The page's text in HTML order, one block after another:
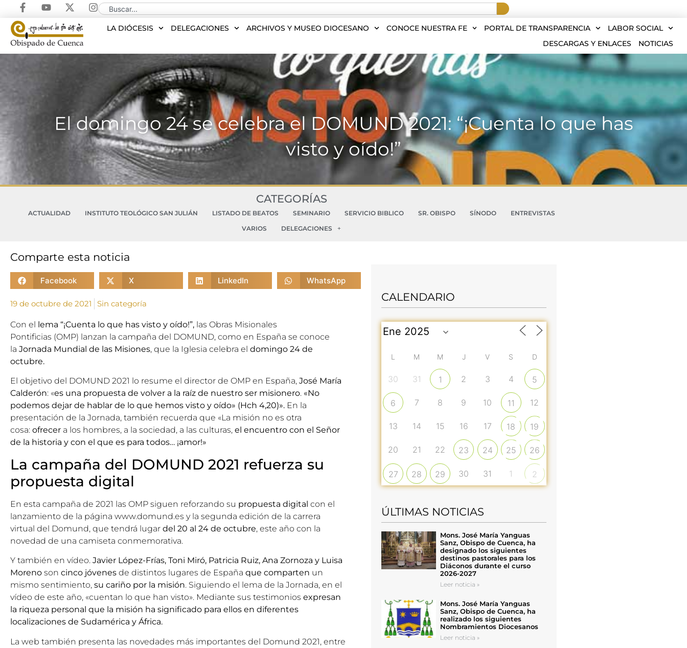
LA DIÓCESIS DELEGACIONES ARCHIVOS Y MUSEO DIOCESANO CONOCE NUESTRA FE PORTAL DE TRANSPARENCIA
LABOR SOCIAL
DESCARGAS Y ENLACES
NOTICIAS
El domingo 24 se celebra el DOMUND 2021: “¡Cuenta lo que has
visto y oído!”
CATEGORÍAS
ACTUALIDAD INSTITUTO TEOLÓGICO SAN JULIÁN LISTADO DE BEATOS SEMINARIO SERVICIO BIBLICO SR. OBISPO SÍNODO
ENTREVISTAS
VARIOS
DELEGACIONES
Comparte esta noticia
Facebook X LinkedIn WhatsApp
19 de octubre de 2021 Sin categoría
Con el lema “¡Cuenta lo que has visto y oído!”, las Obras Misionales
Pontificias (OMP) lanzan la campaña del DOMUND, como en España se conoce
la Jornada Mundial de las Misiones, que la Iglesia celebra el domingo 24 de
octubre.
El objetivo del DOMUND 2021 lo resume el director de OMP en España, José María
Calderón: «es una propuesta de volver a la raíz de nuestro ser misionero. «No
podemos dejar de hablar de lo que hemos visto y oído» (Hch 4,20)». En la
presentación de la Jornada, también recuerda que «La misión no es otra
cosa: ofrecer a los hombres, a la sociedad, a las culturas, el encuentro con el Señor
de la historia y con el que es para todos… ¡amor!»
La campaña del DOMUND 2021 refuerza su
propuesta digital
En esta campaña de 2021 las OMP siguen reforzando su propuesta digital con el
lanzamiento de la página www.domund.es y la segunda edición de la carrera
virtual del Domund, que tendrá lugar del 20 al 24 de octubre, este año con la
novedad de una camiseta conmemorativa.
Y también en vídeo. Javier López-Frías, Toni Miró, Patricia Ruiz, Ana Zornoza y Luisa
Moreno son cinco jóvenes de distintos lugares de España que comparten un
mismo sentimiento, su cariño por la misión. Siguiendo el lema de la Jornada, en el
vídeo de este año, «cuentan lo que han visto». Mediante sus testimonios expresan
la riqueza personal que la misión ha significado para ellos en diferentes
localizaciones de Sudamérica y África.
La web también presenta las novedades más importantes del Domund 2021, entre
CALENDARIO
L M M J V S D
30 31 1 2 3 4 5
6 7 8 9 10 11 12
13 14 15 16 17 18 19
20 21 22 23 24 25 26
27 28 29 30 31 1 2
ÚLTIMAS NOTICIAS
Mons. José María Yanguas
Sanz, Obispo de Cuenca, ha
designado los siguientes
destinos pastorales para los
Diáconos durante el curso
2026-2027
Leer noticia »
Mons. José María Yanguas
Sanz, Obispo de Cuenca, ha
realizado los siguientes
Nombramientos Diocesanos
Leer noticia »